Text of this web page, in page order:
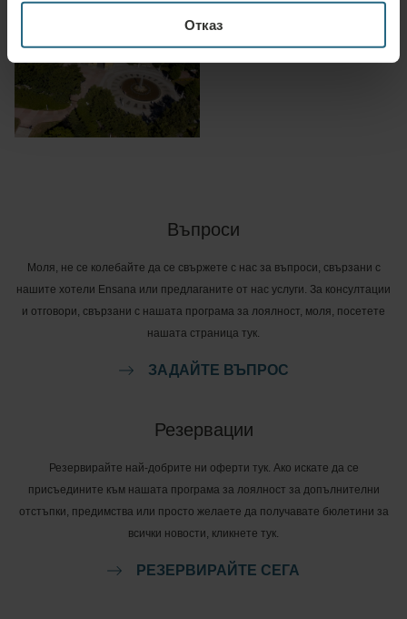
Отказ
Въпроси
Моля, не се колебайте да се свържете с нас за въпроси, свързани с
нашите хотели Ensana или предлаганите от нас услуги. За консултации
и отговори, свързани с нашата програма за лоялност, моля, посетете
нашата страница тук.
ЗАДАЙТЕ ВЪПРОС
Резервации
Резервирайте най-добрите ни оферти тук. Ако искате да се
присъедините към нашата програма за лоялност за допълнителни
отстъпки, предимства или просто желаете да получавате бюлетини за
всички новости, кликнете тук.
РЕЗЕРВИРАЙТЕ СЕГА